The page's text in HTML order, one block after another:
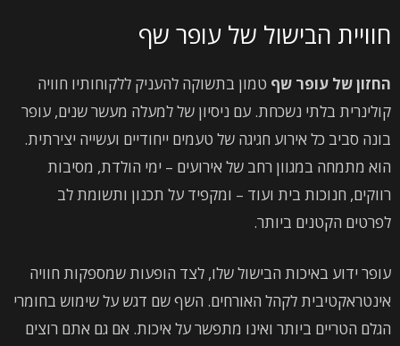
חוויית הבישול של עופר שף
החזון של עופר שף טמון בתשוקה להעניק ללקוחותיו חוויה
קולינרית בלתי נשכחת. עם ניסיון של למעלה מעשר שנים, עופר
בונה סביב כל אירוע חגיגה של טעמים ייחודיים ועשייה יצירתית.
הוא מתמחה במגוון רחב של אירועים – ימי הולדת, מסיבות
רווקים, חנוכות בית ועוד – ומקפיד על תכנון ותשומת לב
לפרטים הקטנים ביותר.
עופר ידוע באיכות הבישול שלו, לצד הופעות שמספקות חוויה
אינטראקטיבית לקהל האורחים. השף שם דגש על שימוש בחומרי
הגלם הטריים ביותר ואינו מתפשר על איכות. אם גם אתם רוצים